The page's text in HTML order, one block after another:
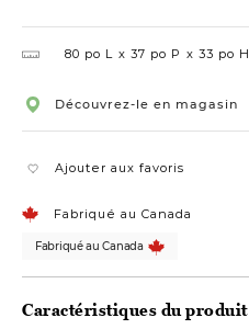
80 po L 37 po P 33 po H
Découvrez-le en magasin
Ajouter aux favoris
Fabriqué au Canada
Fabriqué au Canada
Caractéristiques du produit